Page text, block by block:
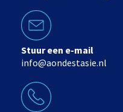
Stuur een e-mail
info@aondestasie.nl